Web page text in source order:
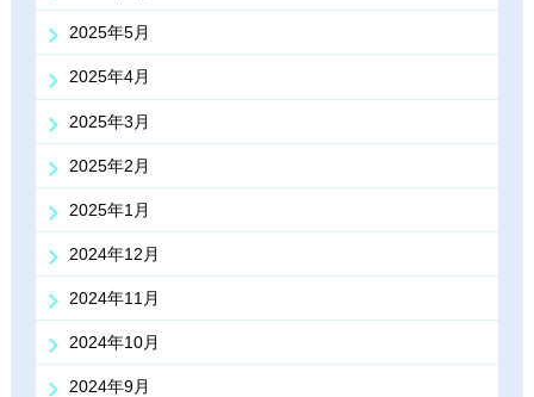
2025年5月
2025年4月
2025年3月
2025年2月
2025年1月
2024年12月
2024年11月
2024年10月
2024年9月